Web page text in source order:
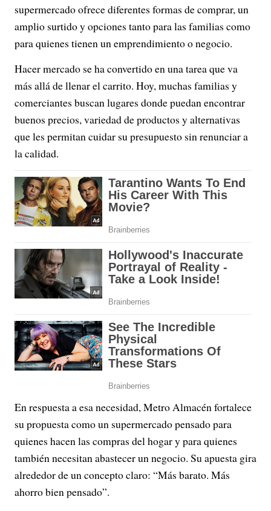
supermercado ofrece diferentes formas de comprar, un
amplio surtido y opciones tanto para las familias como
para quienes tienen un emprendimiento o negocio.
Hacer mercado se ha convertido en una tarea que va
más allá de llenar el carrito. Hoy, muchas familias y
comerciantes buscan lugares donde puedan encontrar
buenos precios, variedad de productos y alternativas
que les permitan cuidar su presupuesto sin renunciar a
la calidad.
En respuesta a esa necesidad, Metro Almacén fortalece
su propuesta como un supermercado pensado para
quienes hacen las compras del hogar y para quienes
también necesitan abastecer un negocio. Su apuesta gira
alrededor de un concepto claro: “Más barato. Más
ahorro bien pensado”.